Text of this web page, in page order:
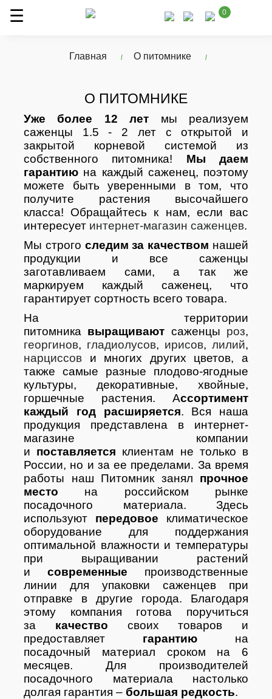
0
Главная О питомнике
О ПИТОМНИКЕ
Уже более 12 лет мы реализуем
саженцы 1.5 - 2 лет с открытой и
закрытой корневой системой из
собственного питомника! Мы даем
гарантию на каждый саженец, поэтому
можете быть уверенными в том, что
получите растения высочайшего
класса! Обращайтесь к нам, если вас
интересует интернет-магазин саженцев.
Мы строго следим за качеством нашей
продукции и все саженцы
заготавливаем сами, а так же
маркируем каждый саженец, что
гарантирует сортность всего товара.
На территории
питомника выращивают саженцы роз,
георгинов, гладиолусов, ирисов, лилий,
нарциссов и многих других цветов, а
также самые разные плодово-ягодные
культуры, декоративные, хвойные,
горшечные растения. Ассортимент
каждый год расширяется. Вся наша
продукция представлена в интернет-
магазине компании
и поставляется клиентам не только в
России, но и за ее пределами. За время
работы наш Питомник занял прочное
место на российском рынке
посадочного материала. Здесь
используют передовое климатическое
оборудование для поддержания
оптимальной влажности и температуры
при выращивании растений
и современные производственные
линии для упаковки саженцев при
отправке в другие города. Благодаря
этому компания готова поручиться
за качество своих товаров и
предоставляет гарантию на
посадочный материал сроком на 6
месяцев. Для производителей
посадочного материала настолько
долгая гарантия – большая редкость.